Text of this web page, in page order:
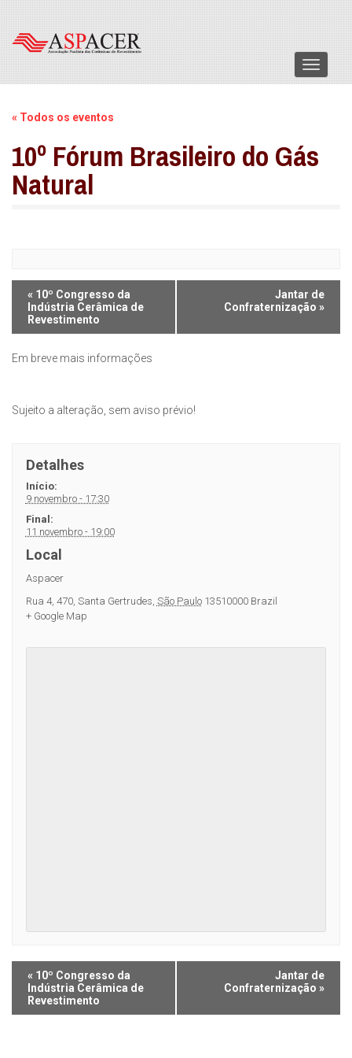
Menu
« Todos os eventos
10º Fórum Brasileiro do Gás
Natural
Navegação
dos
eventos
« 10º Congresso da
Indústria Cerâmica de
Revestimento
Jantar de
Confraternização»
Em breve mais informações
Sujeito a alteração, sem aviso prévio!
Detalhes
Início:
9 novembro - 17:30
Final:
11 novembro - 19:00
Local
Aspacer
Rua 4, 470, Santa Gertrudes São Paulo 13510000 Brazil
+ Google Map
Navegação
dos
eventos
« 10º Congresso da
Indústria Cerâmica de
Revestimento
Jantar de
Confraternização»